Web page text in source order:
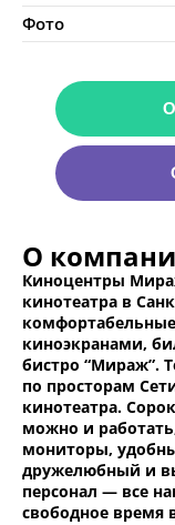
Фото
О
Киноцентры
кинотеатра в
киноэкранами,
бистро “Мираж”.
по просторам
кинотеатра.
можно и
мониторы,
дружелюбный и
персонал — все
свободное время